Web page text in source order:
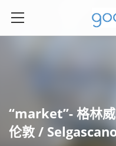
“market”- 格林
伦敦 /